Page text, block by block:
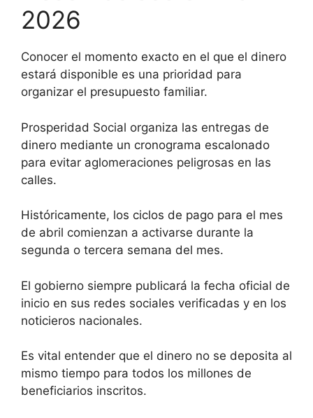
2026
Conocer el momento exacto en el que el dinero
estará disponible es una prioridad para
organizar el presupuesto familiar.
Prosperidad Social organiza las entregas de
dinero mediante un cronograma escalonado
para evitar aglomeraciones peligrosas en las
calles.
Históricamente, los ciclos de pago para el mes
de abril comienzan a activarse durante la
segunda o tercera semana del mes.
El gobierno siempre publicará la fecha oficial de
inicio en sus redes sociales verificadas y en los
noticieros nacionales.
Es vital entender que el dinero no se deposita al
mismo tiempo para todos los millones de
beneficiarios inscritos.